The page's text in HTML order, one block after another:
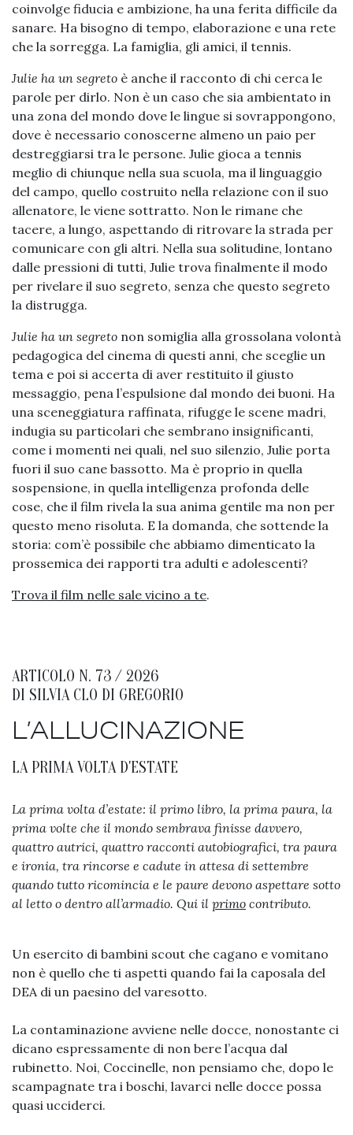
coinvolge fiducia e ambizione, ha una ferita difficile da
sanare. Ha bisogno di tempo, elaborazione e una rete
che la sorregga. La famiglia, gli amici, il tennis.
Julie ha un segreto è anche il racconto di chi cerca le
parole per dirlo. Non è un caso che sia ambientato in
una zona del mondo dove le lingue si sovrappongono,
dove è necessario conoscerne almeno un paio per
destreggiarsi tra le persone. Julie gioca a tennis
meglio di chiunque nella sua scuola, ma il linguaggio
del campo, quello costruito nella relazione con il suo
allenatore, le viene sottratto. Non le rimane che
tacere, a lungo, aspettando di ritrovare la strada per
comunicare con gli altri. Nella sua solitudine, lontano
dalle pressioni di tutti, Julie trova finalmente il modo
per rivelare il suo segreto, senza che questo segreto
la distrugga.
Julie ha un segreto non somiglia alla grossolana volontà
pedagogica del cinema di questi anni, che sceglie un
tema e poi si accerta di aver restituito il giusto
messaggio, pena l’espulsione dal mondo dei buoni. Ha
una sceneggiatura raffinata, rifugge le scene madri,
indugia su particolari che sembrano insignificanti,
come i momenti nei quali, nel suo silenzio, Julie porta
fuori il suo cane bassotto. Ma è proprio in quella
sospensione, in quella intelligenza profonda delle
cose, che il film rivela la sua anima gentile ma non per
questo meno risoluta. E la domanda, che sottende la
storia: com’è possibile che abbiamo dimenticato la
prossemica dei rapporti tra adulti e adolescenti?
Trova il film nelle sale vicino a te.
ARTICOLO N. 73 / 2026
DI SILVIA CLO DI GREGORIO
L’ALLUCINAZIONE
LA PRIMA VOLTA D'ESTATE
La prima volta d’estate: il primo libro, la prima paura, la
prima volte che il mondo sembrava finisse davvero,
quattro autrici, quattro racconti autobiografici, tra paura
e ironia, tra rincorse e cadute in attesa di settembre
quando tutto ricomincia e le paure devono aspettare sotto
al letto o dentro all’armadio. Qui il primo contributo.
Un esercito di bambini scout che cagano e vomitano
non è quello che ti aspetti quando fai la caposala del
DEA di un paesino del varesotto.
La contaminazione avviene nelle docce, nonostante ci
dicano espressamente di non bere l’acqua dal
rubinetto. Noi, Coccinelle, non pensiamo che, dopo le
scampagnate tra i boschi, lavarci nelle docce possa
quasi ucciderci.